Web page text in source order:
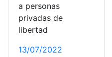
a personas
privadas de
libertad
13/07/2022